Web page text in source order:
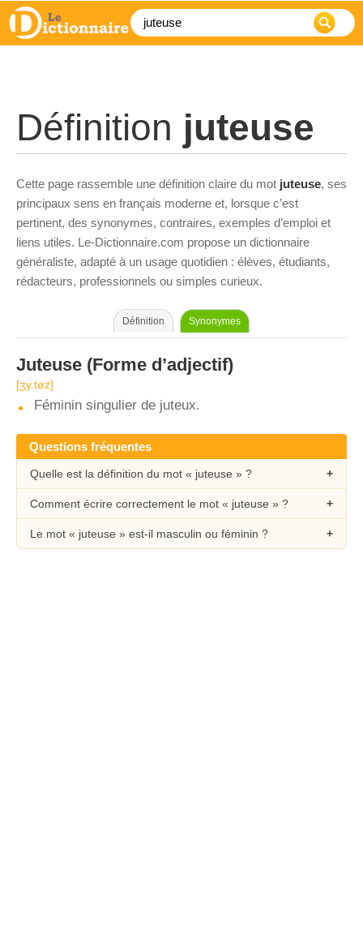
Définition juteuse
Cette page rassemble une définition claire du mot juteuse, ses
principaux sens en français moderne et, lorsque c’est
pertinent, des synonymes, contraires, exemples d’emploi et
liens utiles. Le-Dictionnaire.com propose un dictionnaire
généraliste, adapté à un usage quotidien : élèves, étudiants,
rédacteurs, professionnels ou simples curieux.
Définition Synonymes
Juteuse (Forme d’adjectif)
[ʒy.tøz]
Féminin singulier de juteux.
Questions fréquentes
Quelle est la définition du mot « juteuse » ?
Comment écrire correctement le mot « juteuse » ?
Le mot « juteuse » est-il masculin ou féminin ?